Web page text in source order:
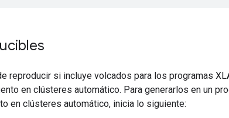
reproducir si incluye volcados para los programas
en clústeres automático. Para generarlos en un
en clústeres automático, inicia lo siguiente: